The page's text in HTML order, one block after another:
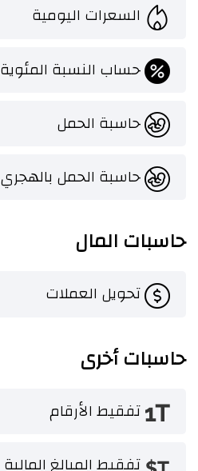
السعرات اليومية
حساب النسبة المئوية
حاسبة الحمل
حاسبة الحمل بالهجري
حاسبات المال
تحويل العملات
حاسبات أخرى
تفقيط الأرقام
تفقيط المبالغ المالية